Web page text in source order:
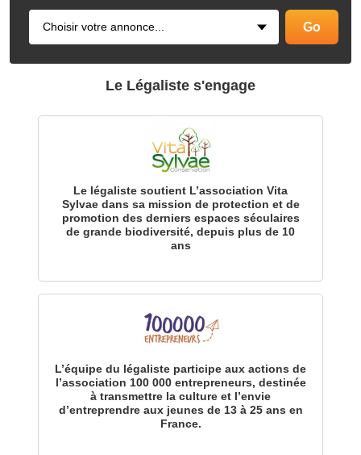
Le Légaliste s'engage
Le légaliste soutient L’association Vita
Sylvae dans sa mission de protection et de
promotion des derniers espaces séculaires
de grande biodiversité, depuis plus de 10
ans
L’équipe du légaliste participe aux actions de
l’association 100 000 entrepreneurs, destinée
à transmettre la culture et l’envie
d’entreprendre aux jeunes de 13 à 25 ans en
France.